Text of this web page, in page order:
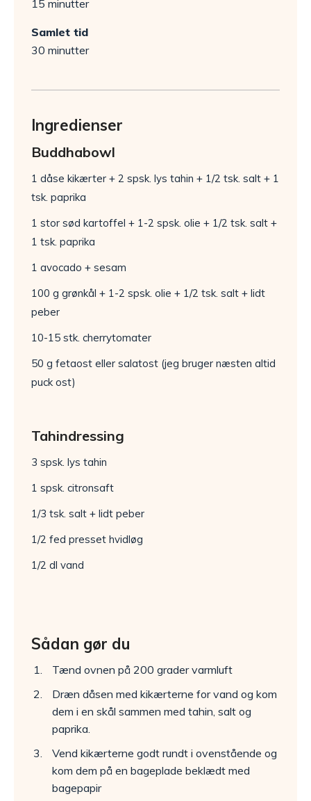
15 minutter
Samlet tid
30 minutter
Ingredienser
Buddhabowl
1 dåse kikærter + 2 spsk. lys tahin + 1/2 tsk. salt + 1
tsk. paprika
1 stor sød kartoffel + 1-2 spsk. olie + 1/2 tsk. salt +
1 tsk. paprika
1 avocado + sesam
100 g grønkål + 1-2 spsk. olie + 1/2 tsk. salt + lidt
peber
10-15 stk. cherrytomater
50 g fetaost eller salatost (jeg bruger næsten altid
puck ost)
Tahindressing
3 spsk. lys tahin
1 spsk. citronsaft
1/3 tsk. salt + lidt peber
1/2 fed presset hvidløg
1/2 dl vand
Sådan gør du
Tænd ovnen på 200 grader varmluft
Dræn dåsen med kikærterne for vand og kom
dem i en skål sammen med tahin, salt og
paprika.
Vend kikærterne godt rundt i ovenstående og
kom dem på en bageplade beklædt med
bagepapir